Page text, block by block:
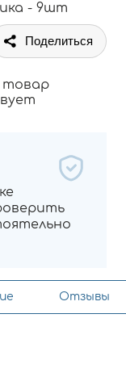
- 9шт
Поделиться
товар
Отзывы